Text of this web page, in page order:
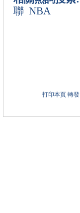
聯 NBA
打印本頁 轉發